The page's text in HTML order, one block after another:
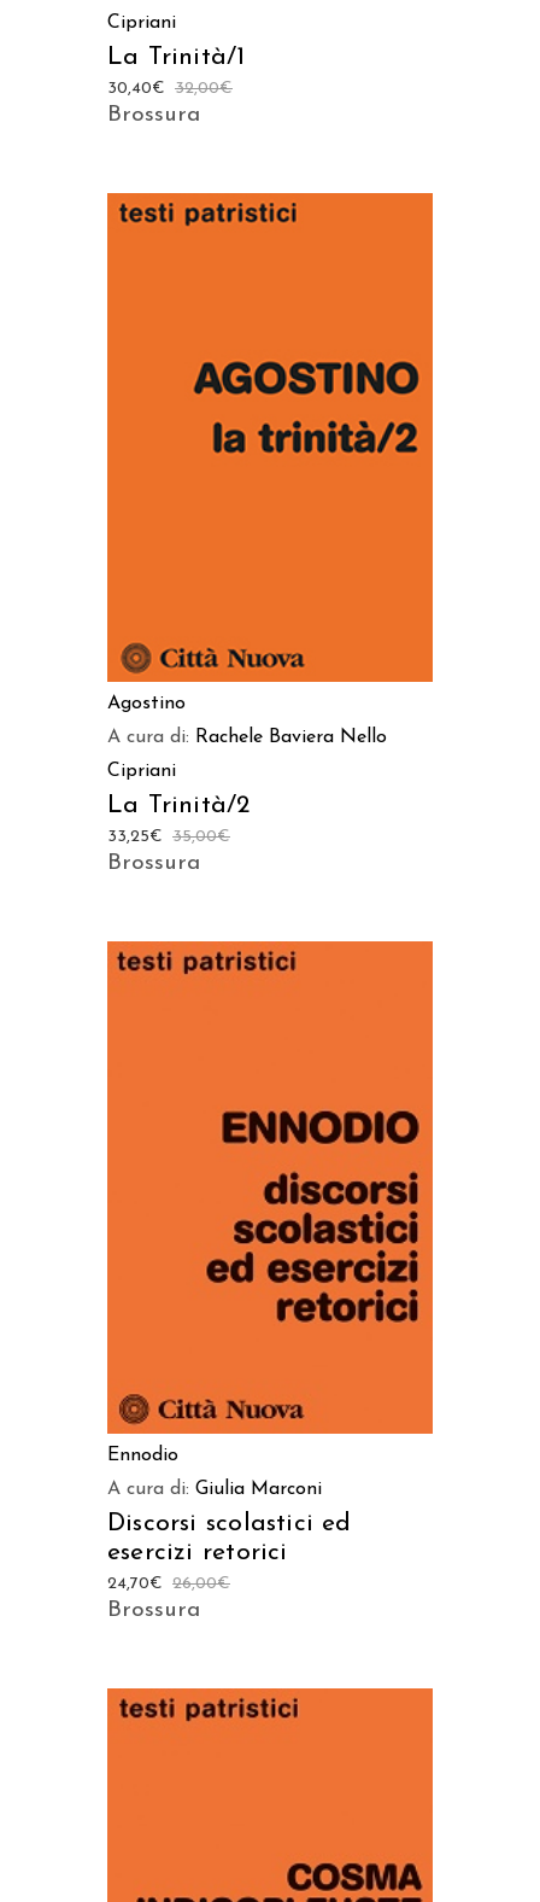
Cipriani
La Trinità/1
32,00€
30,40€
Brossura
AGGIUNGI AL CARRELLO
Agostino
A cura di: Rachele Baviera Nello
Cipriani
La Trinità/2
35,00€
33,25€
Brossura
AGGIUNGI AL CARRELLO
Ennodio
A cura di: Giulia Marconi
Discorsi scolastici ed
esercizi retorici
26,00€
24,70€
Brossura